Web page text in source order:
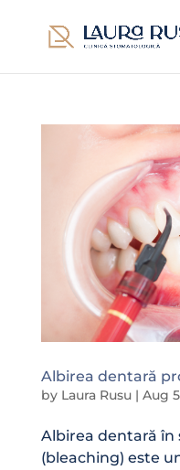
Albirea dentară
by Laura Rusu| Aug
Albirea dentară în
(bleaching) este